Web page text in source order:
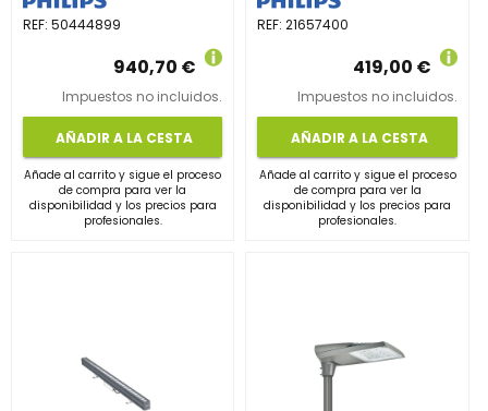
REF: 50444899
940,70 €
Impuestos no incluidos.
AÑADIR A LA CESTA
Añade al carrito y sigue el proceso
de compra para ver la
disponibilidad y los precios para
profesionales.
REF:21657400
419,00 €
Impuestos no incluidos.
AÑADIR A LA CESTA
Añade al carrito y sigue el proceso
de compra para ver la
disponibilidad y los precios para
profesionales.